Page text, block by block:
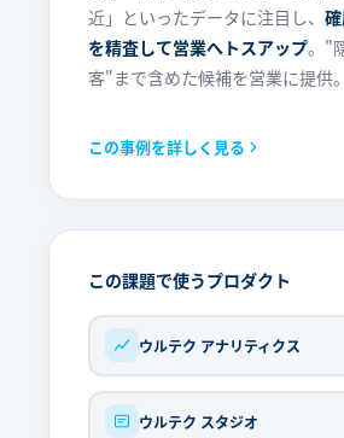
近」といったデータに注目し、
を精査して営業へトスアップ。"
客"まで含めた候補を営業に提供。
この事例を詳しく見る
この課題で使うプロダクト
ウルテク アナリティクス
ウルテク スタジオ